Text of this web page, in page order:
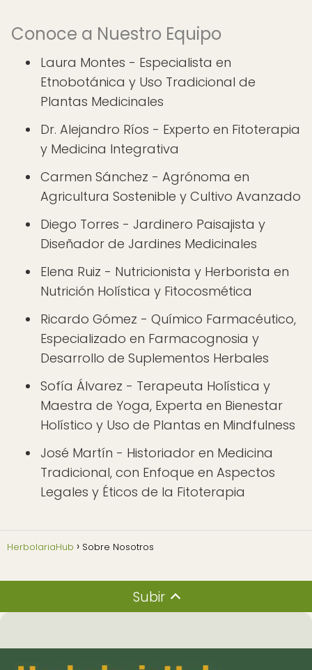
Conoce a Nuestro Equipo
Laura Montes - Especialista en
Etnobotánica y Uso Tradicional de
Plantas Medicinales
Dr. Alejandro Ríos - Experto en Fitoterapia
y Medicina Integrativa
Carmen Sánchez - Agrónoma en
Agricultura Sostenible y Cultivo Avanzado
Diego Torres - Jardinero Paisajista y
Diseñador de Jardines Medicinales
Elena Ruiz - Nutricionista y Herborista en
Nutrición Holística y Fitocosmética
Ricardo Gómez - Químico Farmacéutico,
Especializado en Farmacognosia y
Desarrollo de Suplementos Herbales
Sofía Álvarez - Terapeuta Holística y
Maestra de Yoga, Experta en Bienestar
Holístico y Uso de Plantas en Mindfulness
José Martín - Historiador en Medicina
Tradicional, con Enfoque en Aspectos
Legales y Éticos de la Fitoterapia
HerbolariaHub Sobre Nosotros
Subir